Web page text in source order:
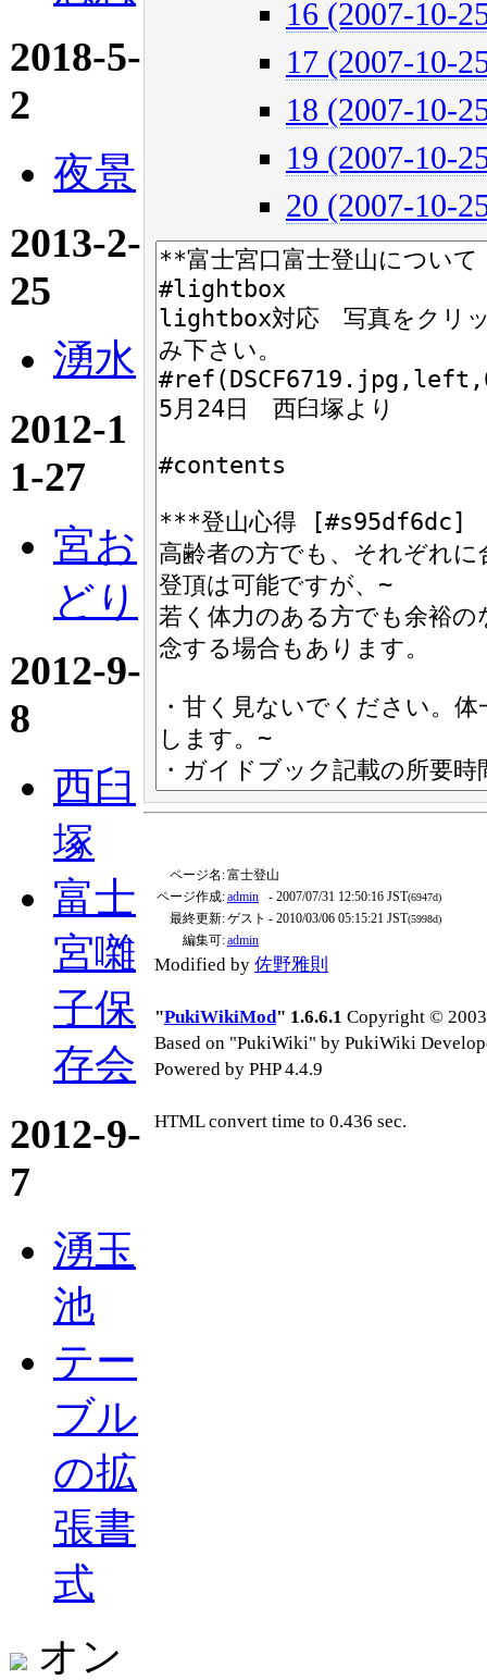
2018-5-
2
夜景
2013-2-
25
湧水
2012-1
1-27
宮お
どり
2012-9-
8
西臼
塚
富士
宮囃
子保
存会
2012-9-
7
湧玉
池
テー
ブル
の拡
張書
式
オン
16 (2007-10-
17 (2007-10-
18 (2007-10-
19 (2007-10-
20 (2007-10-
ページ名:富士登山
ページ作成:admin - 2007/07/31 12:50:16 JST(6947d)
最終更新:ゲスト - 2010/03/06 05:15:21 JST(5998d)
編集可:admin
Modified by 佐野雅則
"PukiWikiMod" 1.6.6.1 Copyright ©
Based on "PukiWiki" by PukiWiki
Powered by PHP 4.4.9
HTML convert time to 0.436 sec.